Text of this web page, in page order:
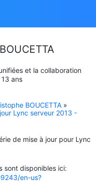
et la collaboration
ans
BOUCETTA »
Lync serveur 2013 -
de mise à jour pour Lync
sont disponibles ici:
en-us?